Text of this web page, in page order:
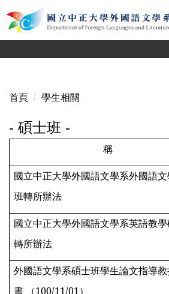
跳
到
主
區
首頁 學生相關
- 碩士班 -
稱
國立中正大學外國語文學系外國語
班轉所辦法
國立中正大學外國語文學系英語教
轉所辦法
外國語文學系碩士班學生論文指導
書 （100/11/01）